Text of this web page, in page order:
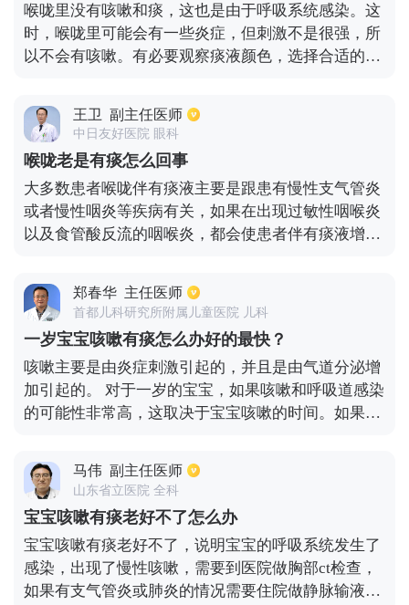
喉咙里没有咳嗽和痰，这也是由于呼吸系统感染。这
时，喉咙里可能会有一些炎症，但刺激不是很强，所
以不会有咳嗽。有必要观察痰液颜色，选择合适的抗
细菌感染引起的咽喉部的痰。一些抗生素可用于抗炎
治疗。例如，如果青霉素不过敏，阿莫西林或阿莫西
林克拉维酸钾可用于口服治疗。如果头孢菌素对药物
过敏，头孢克洛或头孢拉定可用于抗炎治疗。如果是
一些白色稀痰，可以用一些抗病毒药物来缓解，如蒲
地兰消炎口服液或四季青抗病毒合剂，效果更好。同
时，有些镇咳祛痰药物，如肺活量合剂或牛黄蛇胆川
息，多喝水。上述计划仅供参考。请根据自己的情
况，在专业医生的指导下使用特定的药物。
王卫 副主任医师
中日友好医院 眼科
喉咙老是有痰怎么回事
大多数患者喉咙伴有痰液主要是跟患有慢性支气管炎
或者慢性咽炎等疾病有关，如果在出现过敏性咽喉炎
以及食管酸反流的咽喉炎，都会使患者伴有痰液增
位的黏膜充血以及水肿，导致咽喉部全腺体分泌旺
盛，因此会引起痰液增多。在治疗期间也是需要对症
病因来采取相关的药物来治疗。
郑春华 主任医师
首都儿科研究所附属儿童医院 儿科
一岁宝宝咳嗽有痰怎么办好的最快？
咳嗽主要是由炎症刺激引起的，并且是由气道分泌增
加引起的。 对于一岁的宝宝，如果咳嗽和呼吸道感染
的可能性非常高，这取决于宝宝咳嗽的时间。如果时
物，然后再试用。 如果持续时间较长，血常规检查应
在医院进行。如果合并细菌感染，应添加抗生素来控
制感染。同时，还可以通过雾化吸入降低气道的高反
应性，抑制气道的炎症反应，缓解咳嗽症状。治疗上
因为婴幼儿童年龄比较小，自身免疫力比较低下，同
时各个器官发育不成熟，只要感染后都容易引起病情
的变化加重，其质量必须通过专科医生的体检明确感
马伟 副主任医师
山东省立医院 全科
宝宝咳嗽有痰老好不了怎么办
宝宝咳嗽有痰老好不了，说明宝宝的呼吸系统发生了
感染，出现了慢性咳嗽，需要到医院做胸部ct检查，
如果有支气管炎或肺炎的情况需要住院做静脉输液治